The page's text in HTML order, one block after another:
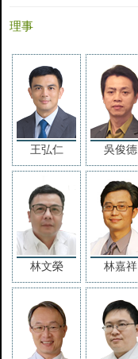
理事
王弘仁 吳俊德
林文榮 林嘉祥